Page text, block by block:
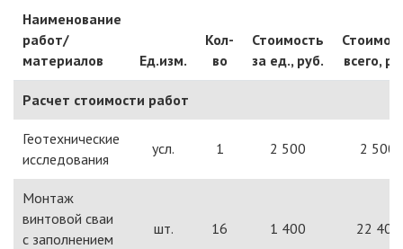
Наименование
работ/
материалов
Ед.изм.
Кол-
во
Стоимость
за ед., руб.
всего,
Расчет стоимости работ
Геотехнические
исследования
усл. 1 2 500 2 500
Монтаж
винтовой сваи
с заполнением
шт. 16 1 400 22 400